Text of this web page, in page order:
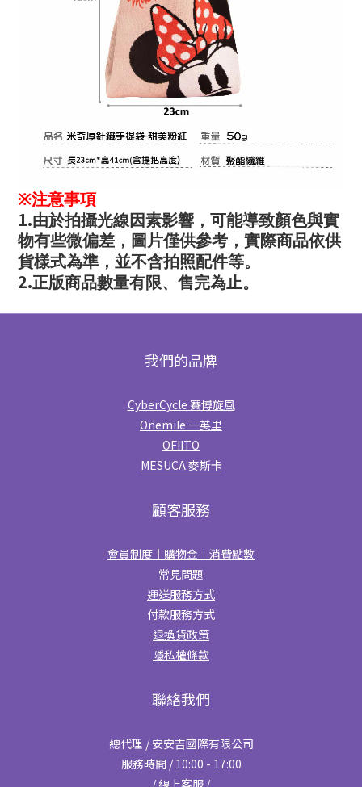
※注意事項
1.由於拍攝光線因素影響，可能導致顏色與實
物有些微偏差，圖片僅供參考，實際商品依供
貨樣式為準，並不含拍照配件等。
2.正版商品數量有限、售完為止。
我們的品牌
CyberCycle 賽博旋風
Onemile 一英里
OFIITO
MESUCA 麥斯卡
顧客服務
會員制度｜購物金｜消費點數
常見問題
運送服務方式
付款服務方式
退換貨政策
隱私權條款
聯絡我們
總代理 / 安安吉國際有限公司
服務時間 / 10:00 - 17:00
/ 線上客服 /